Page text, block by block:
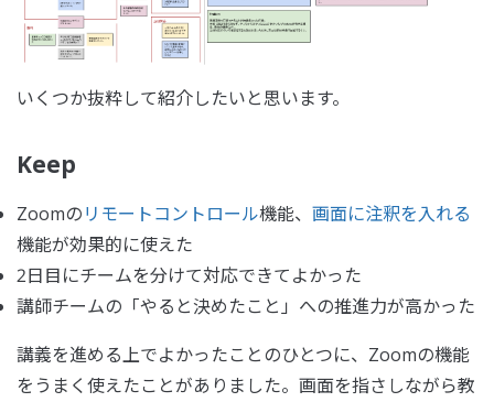
いくつか抜粋して紹介したいと思います。
Keep
Zoomのリモートコントロール機能、 画面に注釈を入れる
機能が効果的に使えた
2日目にチームを分けて対応できてよかった
講師チームの「やると決めたこと」への推進力が高かった
講義を進める上でよかったことのひとつに、Zoomの機能
をうまく使えたことがありました。画面を指さしながら教